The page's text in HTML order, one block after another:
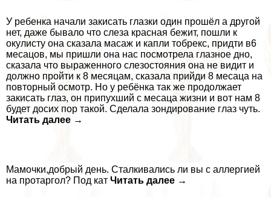
У ребенка начали закисать глазки один прошёл а другой
нет, даже бывало что слеза красная бежит, пошли к
окулисту она сказала масаж и капли тобрекс, придти в6
месацов, мы пришли она нас посмотрела глазное дно,
сказала что выраженного слезостояния она не видит и
должно пройти к 8 месяцам, сказала прийди 8 месаца на
повторный осмотр. Но у ребёнка так же продолжает
закисать глаз, он припухший с месаца жизни и вот нам 8
будет досих пор такой. Сделала зондирование глаз чуть.
Читать далее →
Мамочки,добрый день. Сталкивались ли вы с аллергией
на протаргол? Под кат Читать далее →